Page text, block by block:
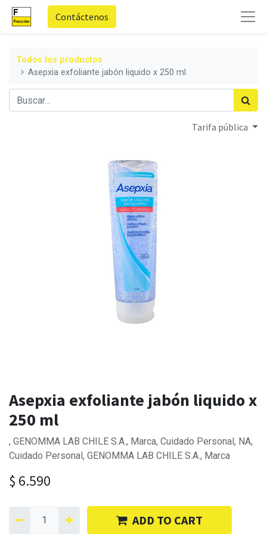
Contáctenos
Todos los productos
Asepxia exfoliante jabón liquido x 250 ml
Tarifa pública
Asepxia exfoliante jabón liquido x
250 ml
, GENOMMA LAB CHILE S.A., Marca, Cuidado Personal, NA,
Cuidado Personal, GENOMMA LAB CHILE S.A., Marca
$ 6.590
ADD TO CART